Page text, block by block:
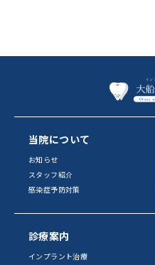
当院について
お知らせ
スタッフ紹介
感染症予防対策
診療案内
インプラント治療